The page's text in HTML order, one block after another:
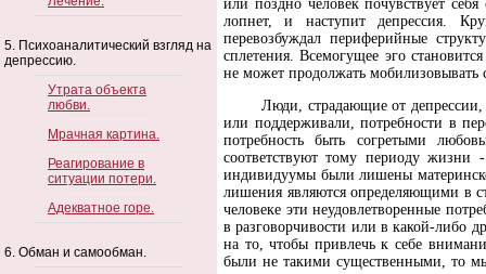
5. Психоаналитический взгляд на
депрессию.
Утрата объекта
любви.
Мрачная картина.
Реагирование в
ситуации потери.
Адекватное горе.
6. Обман и самообман.
или поздно человек почувствует
лопнет, и наступит депрессия.
перевозбуждал периферийные
сплетения. Всемогущее эго
не может продолжать мобилизовывать
Люди, страдающие от депрессии,
или поддерживали, потребности в
потребность быть согретыми
соответствуют тому периоду жизни
индивидуумы были лишены
лишения являются определяющими в
человеке эти неудовлетворенные
в разговорчивости или в какой-либо
на то, чтобы привлечь к себе
были не такими существенными, то